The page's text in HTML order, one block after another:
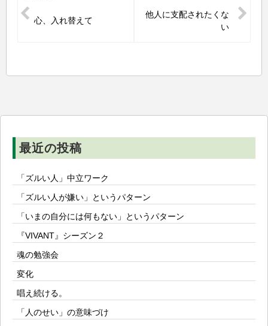
稿
ー
心、入れ替えて
他人に支配されたくな
い
最近の投稿
「ズルい人」中立ワーク
「ズルい人が嫌い」というパターン
「いまの自分には何もない」というパターン
『VIVANT』シーズン２
魂の勉強会
変化
唱え続ける。
「人のせい」の意味づけ